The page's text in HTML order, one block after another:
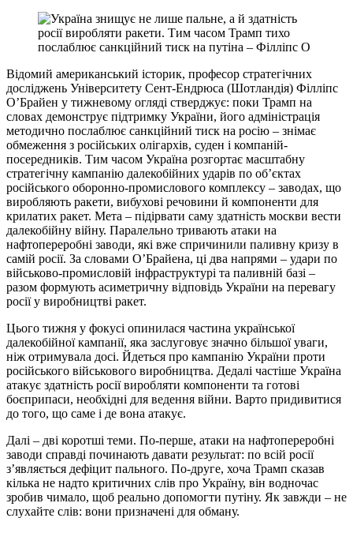
Відомий американський історик, професор стратегічних
досліджень Університету Сент-Ендрюса (Шотландія) Філліпс
О’Брайен у тижневому огляді стверджує: поки Трамп на
словах демонструє підтримку України, його адміністрація
методично послаблює санкційний тиск на росію – знімає
обмеження з російських олігархів, суден і компаній-
посередників. Тим часом Україна розгортає масштабну
стратегічну кампанію далекобійних ударів по об’єктах
російського оборонно-промислового комплексу – заводах, що
виробляють ракети, вибухові речовини й компоненти для
крилатих ракет. Мета – підірвати саму здатність москви вести
далекобійну війну. Паралельно тривають атаки на
нафтопереробні заводи, які вже спричинили паливну кризу в
самій росії. За словами О’Брайена, ці два напрями – удари по
військово-промисловій інфраструктурі та паливній базі –
разом формують асиметричну відповідь України на перевагу
росії у виробництві ракет.
Цього тижня у фокусі опинилася частина української
далекобійної кампанії, яка заслуговує значно більшої уваги,
ніж отримувала досі. Йдеться про кампанію України проти
російського військового виробництва. Дедалі частіше Україна
атакує здатність росії виробляти компоненти та готові
боєприпаси, необхідні для ведення війни. Варто придивитися
до того, що саме і де вона атакує.
Далі – дві коротші теми. По-перше, атаки на нафтопереробні
заводи справді починають давати результат: по всій росії
з’являється дефіцит пального. По-друге, хоча Трамп сказав
кілька не надто критичних слів про Україну, він водночас
зробив чимало, щоб реально допомогти путіну. Як завжди – не
слухайте слів: вони призначені для обману.